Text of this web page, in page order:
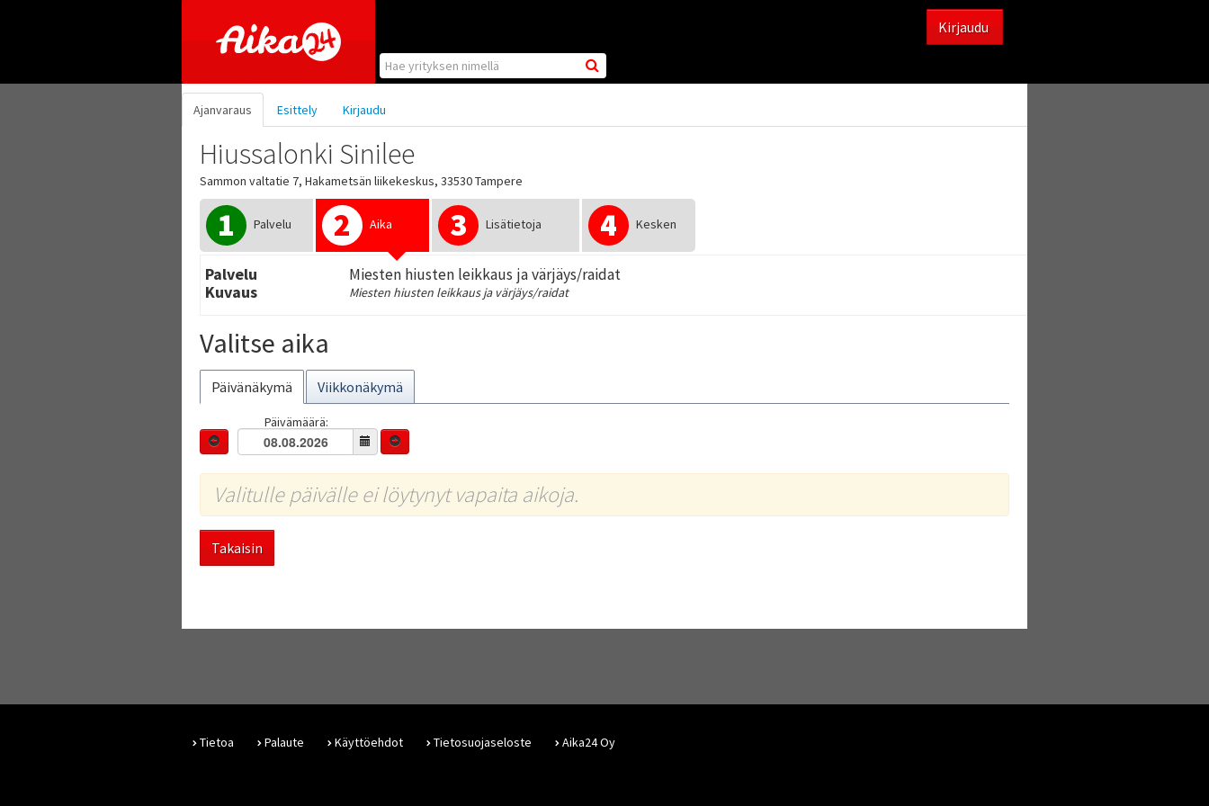
Kirjaudu
Ajanvaraus Esittely Kirjaudu
Hiussalonki Sinilee
Sammon valtatie 7, Hakametsän liikekeskus, 33530 Tampere
1 Palvelu 2 Aika 3 Lisätietoja 4 Kesken
Palvelu Miesten hiusten leikkaus ja värjäys/raidat
Kuvaus Miesten hiusten leikkaus ja värjäys/raidat
Valitse aika
Päivänäkymä Viikkonäkymä
Päivämäärä:
Valitulle päivälle ei löytynyt vapaita aikoja.
Takaisin
Tietoa Palaute Käyttöehdot Tietosuojaseloste Aika24 Oy